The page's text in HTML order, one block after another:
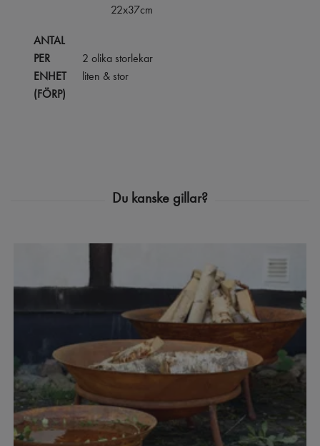
22x37cm
ANTAL
PER
ENHET
(FÖRP)
2 olika storlekar
liten & stor